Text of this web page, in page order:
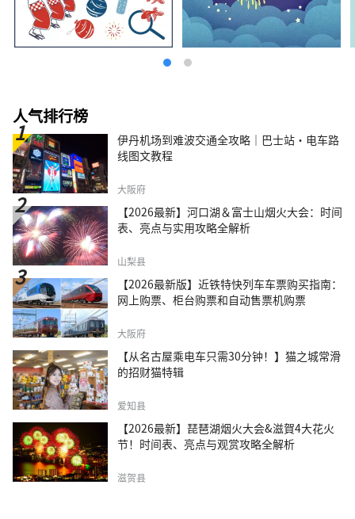
人气排行榜
伊丹机场到难波交通全攻略｜巴士站・电车路
线图文教程
大阪府
【2026最新】河口湖＆富士山烟火大会：时间
表、亮点与实用攻略全解析
山梨县
【2026最新版】近铁特快列车车票购买指南：
网上购票、柜台购票和自动售票机购票
大阪府
【从名古屋乘电车只需30分钟！】猫之城常滑
的招财猫特辑
爱知县
【2026最新】琵琶湖烟火大会&滋賀4大花火
节！时间表、亮点与观赏攻略全解析
滋贺县